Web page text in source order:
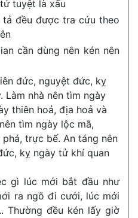
tuyệt là xấu
đều được tra cứu theo
cần dùng nên kén nên
đức, nguyệt đức, kỵ
Làm nhà nên tìm ngày
thiên hoả, địa hoả và
tìm ngày lộc mã,
trực bế. An táng nên
kỵ ngày tử khí quan
gì lúc mới bắt đầu như
ra ngõ đi cưới, lúc mới
Thường đều kén lấy giờ